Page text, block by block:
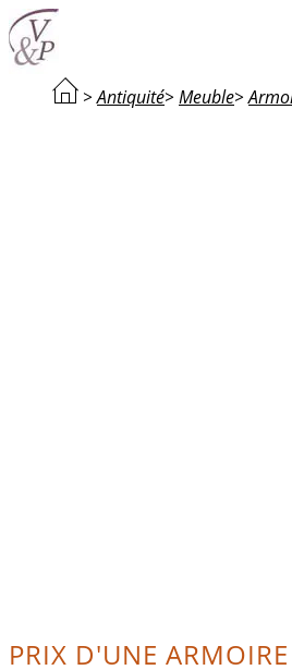
>Antiquité> Meuble>
PRIX D'UNE